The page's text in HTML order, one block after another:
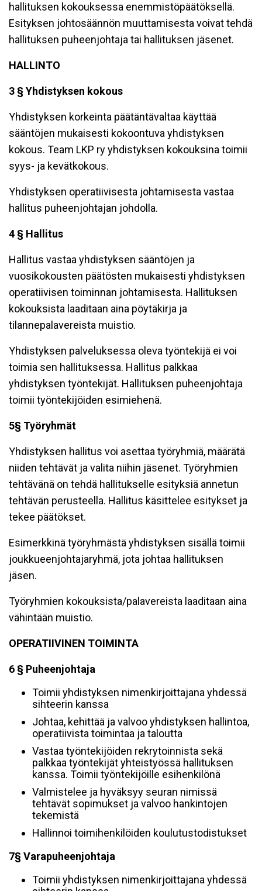
hallituksen kokouksessa enemmistöpäätöksellä.
Esityksen johtosäännön muuttamisesta voivat tehdä
hallituksen puheenjohtaja tai hallituksen jäsenet.
HALLINTO
3 § Yhdistyksen kokous
Yhdistyksen korkeinta päätäntävaltaa käyttää
sääntöjen mukaisesti kokoontuva yhdistyksen
kokous. Team LKP ry yhdistyksen kokouksina toimii
syys- ja kevätkokous.
Yhdistyksen operatiivisesta johtamisesta vastaa
hallitus puheenjohtajan johdolla.
4 § Hallitus
Hallitus vastaa yhdistyksen sääntöjen ja
vuosikokousten päätösten mukaisesti yhdistyksen
operatiivisen toiminnan johtamisesta. Hallituksen
kokouksista laaditaan aina pöytäkirja ja
tilannepalavereista muistio.
Yhdistyksen palveluksessa oleva työntekijä ei voi
toimia sen hallituksessa. Hallitus palkkaa
yhdistyksen työntekijät. Hallituksen puheenjohtaja
toimii työntekijöiden esimiehenä.
5§ Työryhmät
Yhdistyksen hallitus voi asettaa työryhmiä, määrätä
niiden tehtävät ja valita niihin jäsenet. Työryhmien
tehtävänä on tehdä hallitukselle esityksiä annetun
tehtävän perusteella. Hallitus käsittelee esitykset ja
tekee päätökset.
Esimerkkinä työryhmästä yhdistyksen sisällä toimii
joukkueenjohtajaryhmä, jota johtaa hallituksen
jäsen.
Työryhmien kokouksista/palavereista laaditaan aina
vähintään muistio.
OPERATIIVINEN TOIMINTA
6 § Puheenjohtaja
Toimii yhdistyksen nimenkirjoittajana yhdessä
sihteerin kanssa
Johtaa, kehittää ja valvoo yhdistyksen hallintoa,
operatiivista toimintaa ja taloutta
Vastaa työntekijöiden rekrytoinnista sekä
palkkaa työntekijät yhteistyössä hallituksen
kanssa. Toimii työntekijöille esihenkilönä
Valmistelee ja hyväksyy seuran nimissä
tehtävät sopimukset ja valvoo hankintojen
tekemistä
Hallinnoi toimihenkilöiden koulutustodistukset
7§ Varapuheenjohtaja
Toimii yhdistyksen nimenkirjoittajana yhdessä